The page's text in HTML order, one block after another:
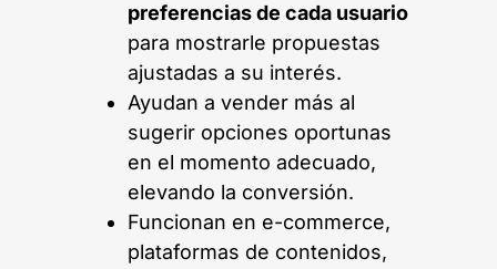
preferencias de cada usuario
para mostrarle propuestas
ajustadas a su interés.
Ayudan a vender más al
sugerir opciones oportunas
en el momento adecuado,
elevando la conversión.
Funcionan en e-commerce,
plataformas de contenidos,